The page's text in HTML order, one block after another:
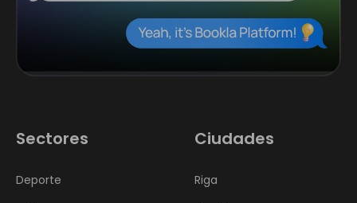
Sectores
Deporte
Ciudades
Riga